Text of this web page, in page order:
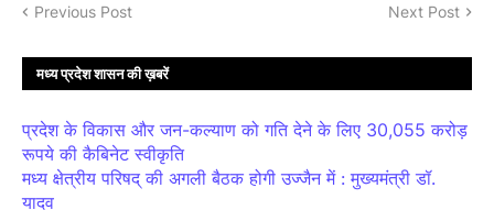
Previous Post Next Post
मध्य प्रदेश शासन की ख़बरें
प्रदेश के विकास और जन-कल्याण को गति देने के लिए 30,055 करोड़
रूपये की कैबिनेट स्वीकृति
मध्य क्षेत्रीय परिषद् की अगली बैठक होगी उज्जैन में : मुख्यमंत्री डॉ.
यादव